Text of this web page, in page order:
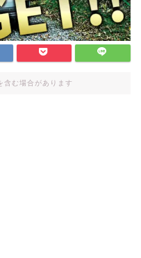
含む場合があります